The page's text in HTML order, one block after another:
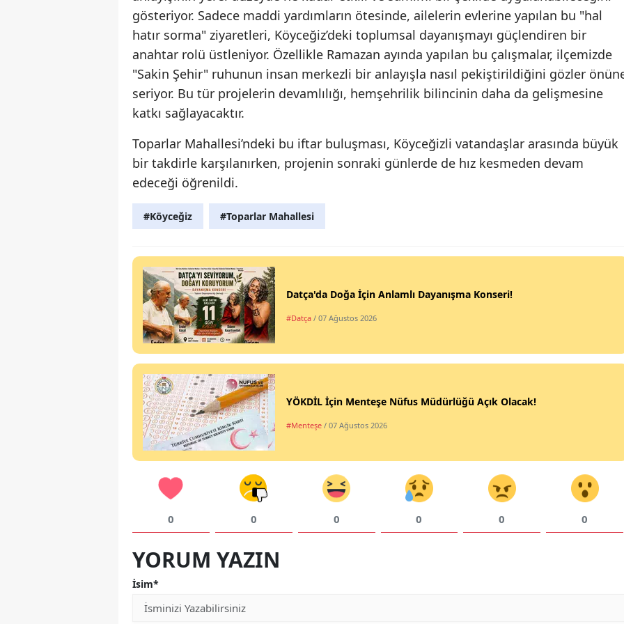
gösteriyor. Sadece maddi yardımların ötesinde, ailelerin evlerine yapılan bu "hal
hatır sorma" ziyaretleri, Köyceğiz’deki toplumsal dayanışmayı güçlendiren bir
anahtar rolü üstleniyor. Özellikle Ramazan ayında yapılan bu çalışmalar, ilçemizde
"Sakin Şehir" ruhunun insan merkezli bir anlayışla nasıl pekiştirildiğini gözler
seriyor. Bu tür projelerin devamlılığı, hemşehrilik bilincinin daha da gelişmesine
katkı sağlayacaktır.
Toparlar Mahallesi’ndeki bu iftar buluşması, Köyceğizli vatandaşlar arasında büyük
bir takdirle karşılanırken, projenin sonraki günlerde de hız kesmeden devam
edeceği öğrenildi.
#Köyceğiz #Toparlar Mahallesi
Datça'da Doğa İçin Anlamlı Dayanışma Konseri!
#Datça / 07 Ağustos 2026
YÖKDİL İçin Menteşe Nüfus Müdürlüğü Açık Olacak!
#Menteşe / 07 Ağustos 2026
0 0 0 0 0 0
YORUM YAZIN
İsim*